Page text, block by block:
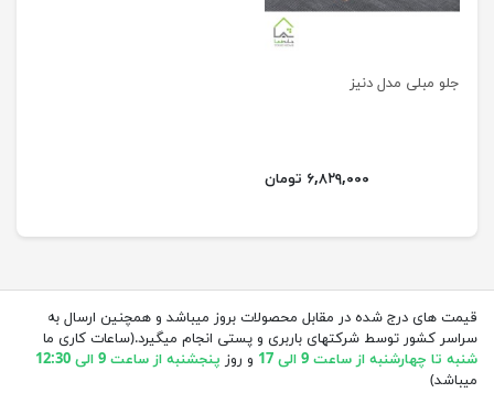
جلو مبلی مدل دنیز
۶,۸۲۹,۰۰۰ تومان
قیمت های درج شده در مقابل محصولات بروز میباشد و همچنین ارسال به
سراسر کشور توسط شرکتهای باربری و پستی انجام میگیرد.(ساعات کاری ما
شنبه تا چهارشنبه از ساعت 9 الی 17
و روز پنجشنبه از ساعت 9 الی 12:30
میباشد)